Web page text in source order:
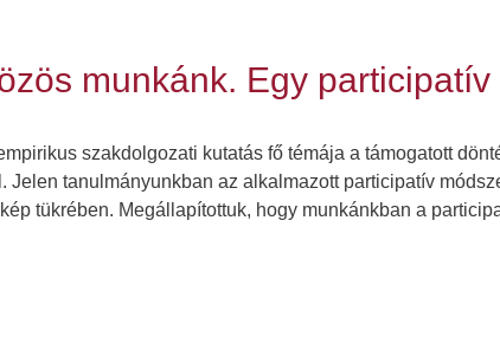
munkánk. Egy
szakdolgozati kutatás fő témája a támogatott
tanulmányunkban az alkalmazott participatív
tükrében. Megállapítottuk, hogy munkánkban a